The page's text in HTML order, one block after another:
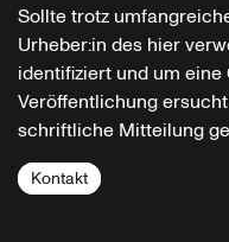
Sollte trotz
Urheber:in des hier
identifiziert und um
Veröffentlichung
schriftliche Mitteilung
Kontakt